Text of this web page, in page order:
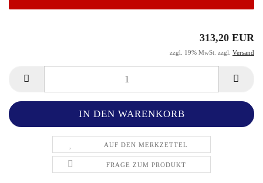
313,20 EUR
zzgl. 19% MwSt. zzgl. Versand
AUF DEN MERKZETTEL
FRAGE ZUM PRODUKT